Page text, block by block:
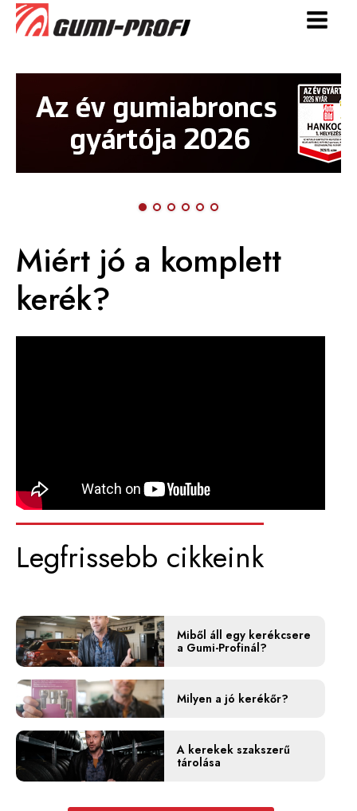
Miért jó a komplett
kerék?
Legfrissebb cikkeink
Miből áll egy kerékcsere
a Gumi-Profinál?
Milyen a jó kerékőr?
A kerekek szakszerű
tárolása